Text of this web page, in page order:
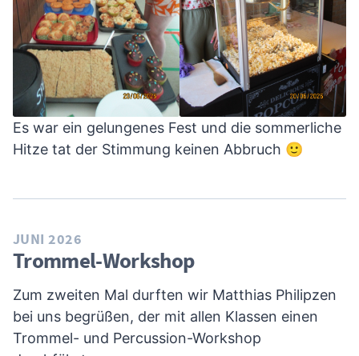
Es war ein gelungenes Fest und die sommerliche
Hitze tat der Stimmung keinen Abbruch 🙂
JUNI 2026
Trommel-Workshop
Zum zweiten Mal durften wir Matthias Philipzen
bei uns begrüßen, der mit allen Klassen einen
Trommel- und Percussion-Workshop